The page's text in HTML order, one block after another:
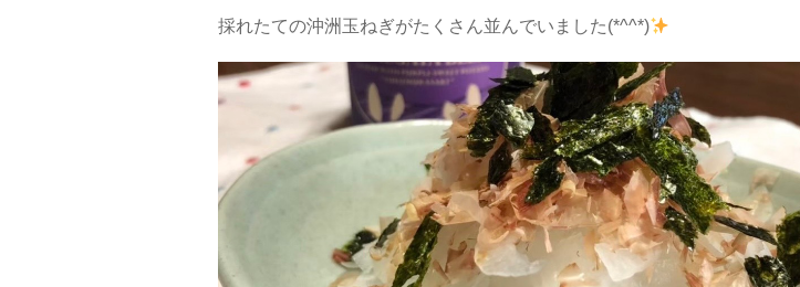
採れたての沖洲玉ねぎがたくさん並んでいました(*^^*)